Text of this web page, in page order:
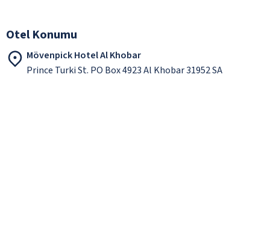
Otel Konumu
Mövenpick Hotel Al Khobar
Prince Turki St. PO Box 4923 Al Khobar 31952 SA